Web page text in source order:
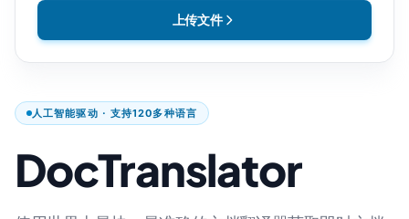
人工智能驱动 · 支持120多种语言
DocTranslator
上传文件